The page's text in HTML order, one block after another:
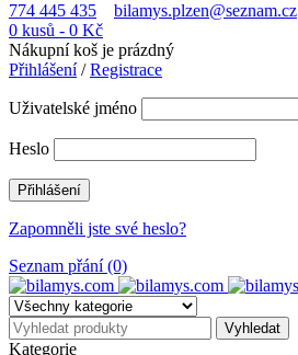
774 445 435
bilamys.plzen@seznam.cz
0 kusů - 0 Kč
Nákupní koš je prázdný
Přihlášení/Registrace
Uživatelské jméno
Heslo
Zapomněli jste své heslo?
Seznam přání (0)
Kategorie